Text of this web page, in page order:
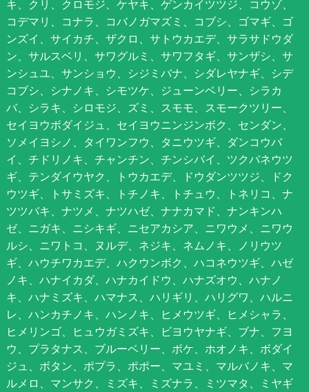
キ、クリ、クロモジ、ケヤキ、ゲンカイツツジ、コウゾ、
コデマリ、コナラ、コバノガマズミ、コブシ、ゴマギ、ゴ
ンズイ、サイカチ、ザクロ、サトウカエデ、サラサドウダ
ン、サルスベリ、サワグルミ、サワフタギ、サンザシ、サ
ンシュユ、サンショウ、シジミバナ、シダレヤナギ、シデ
コブシ、シナノキ、シモツケ、ジューンベリー、シラカ
バ、シラキ、シロモジ、ズミ、スモモ、スモークツリー、
セイヨウボダイジュ、セイヨウニンジンボク、センダン、
ソメイヨシノ、タイワンフウ、タニウツギ、ダンコウバ
イ、チドリノキ、チャンチン、チンシバイ、ツクバネウツ
ギ、テンダイウヤク、トウカエデ、ドウダンツツジ、ドク
ウツギ、トサミズキ、トチノキ、トチュウ、トネリコ、ナ
ツツバキ、ナツメ、ナツハゼ、ナナカマド、ナンキンハ
ゼ、ニガキ、ニシキギ、ニセアカシア、ニワウメ、ニワウ
ルシ、ニワトコ、ヌルデ、ネジキ、ネムノキ、ノリウツ
ギ、ハウチワカエデ、ハクウンボク、ハコネウツギ、ハゼ
ノキ、ハナイカダ、ハナカイドウ、ハナズオウ、ハナノ
キ、ハナミズキ、ハマナス、ハリギリ、ハリグワ、ハルニ
レ、ハンカチノキ、ハンノキ、ヒメウツギ、ヒメシャラ、
ヒメリンゴ、ヒュウガミズキ、ビヨウヤナギ、ブナ、フヨ
ウ、プラタナス、ブルーベリー、ボケ、ホオノキ、ボダイ
ジュ、ボタン、ポプラ、ポポー、マユミ、マルバノキ、マ
ルメロ、マンサク、ミズキ、ミズナラ、ミツマタ、ミヤギ